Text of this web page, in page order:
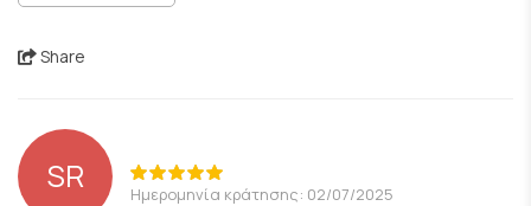
Share
SR Ημερομηνία κράτησης: 02/07/2025